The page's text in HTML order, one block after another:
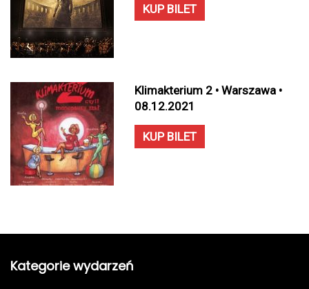
KUP BILET
Klimakterium 2 • Warszawa •
08.12.2021
KUP BILET
Kategorie wydarzeń